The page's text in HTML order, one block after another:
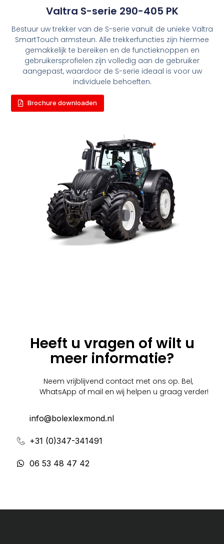
Valtra S-serie 290-405 PK
Bestuur uw trekker van de S-serie vanuit de unieke Valtra
SmartTouch armsteun. Alle trekkerfuncties zijn hiermee
gemakkelijk te bereiken en de functieknoppen en
gebruikersprofielen zijn volledig aan de gebruiker
aangepast, waardoor de S-serie ideaal is voor uw
individuele behoeften.
Brochure downloaden
Heeft u vragen of wilt u
meer informatie?
Neem vrijblijvend contact met ons op. Bel,
WhatsApp of mail en wij helpen u graag verder!
info@bolexlexmond.nl
+31 (0)347-341491
06 53 48 47 42